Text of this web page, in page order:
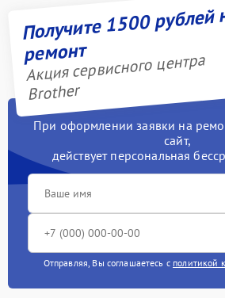
Получите 1500 рублей
ремонт
Акция сервисного центра
Brother
При оформлении заявки на
сайт,
действует персональная
Отправляя, Вы соглашаетесь с политикой